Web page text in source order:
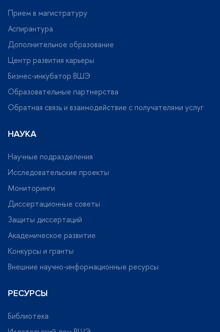
Прием в магистратуру
Аспирантура
Дополнительное образование
Центр развития карьеры
Бизнес-инкубатор ВШЭ
Образовательные партнерства
Обратная связь и взаимодействие с получателями услу
НАУКА
Научные подразделения
Исследовательские проекты
Мониторинги
Диссертационные советы
Защиты диссертаций
Академическое развитие
Конкурсы и гранты
нешние научно-информационные ресурсы
РЕСУРСЫ
Библиотека